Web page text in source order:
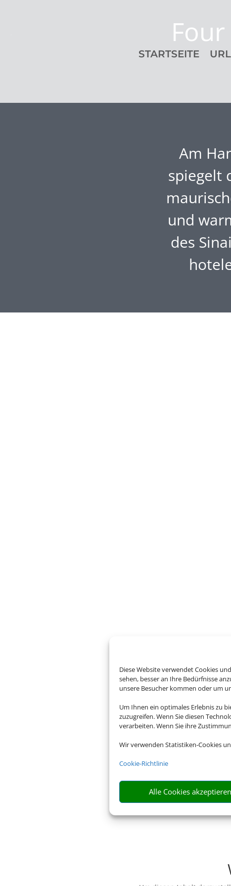
Diese Website verwendet Cookies
sehen, besser an Ihre Bedürfnisse
unsere Besucher kommen oder um
Um Ihnen ein optimales Erlebnis zu
zuzugreifen. Wenn Sie diesen
verarbeiten. Wenn Sie ihre
Wir verwenden Statistiken-Cookies
Cookie-Richtlinie
Alle Cookies akzeptieren
STARTSEITE
Am
spiegelt
und
des